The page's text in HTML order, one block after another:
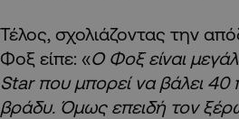
Τέλος, σχολιάζοντας την
Φοξ είπε: «Ο Φοξ είναι
Star που μπορεί να βάλει 40
βράδυ. Όμως επειδή τον